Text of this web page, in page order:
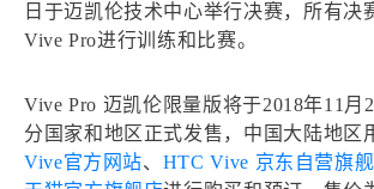
日于迈凯伦技术中心举行决赛，所有决
Vive Pro进行训练和比赛。
Vive Pro 迈凯伦限量版将于2018年11月
分国家和地区正式发售，中国大陆地区
Vive官方网站、 HTC Vive 京东自营旗